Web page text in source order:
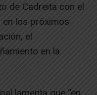
de Cadreita con el
los próximos
el
en la
lamenta que “en